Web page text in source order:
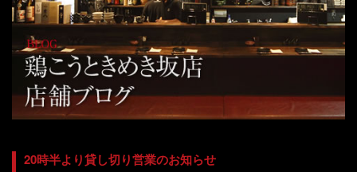
20時半より貸し切り営業のお知らせ